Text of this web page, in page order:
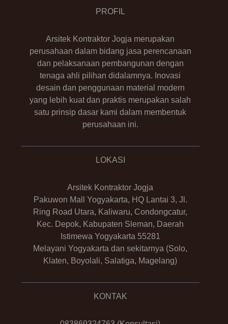
PROFIL
Arsitek Kontraktor Jogja merupakan
perusahaan dalam bidang jasa perencanaan
dan pelaksanaan pembangunan dengan
tenaga ahli pilihan didalamnya. Inovasi
desain dan penggunaan material modern
yang lebih kuat dan praktis merupakan salah
satu prinsip dasar kami dalam membentuk
perusahaan ini.
LOKASI
Arsitek Kontraktor Jogja
Pakuwon Mall Yogyakarta, HQ Lantai 3, Jl.
Ring Road Utara, Kaliwaru, Condongcatur,
Kec. Depok, Kabupaten Sleman, Daerah
Istimewa Yogyakarta 55281
Melayani Yogyakarta dan sekitarnya (Solo,
Klaten, Boyolali, Salatiga, Magelang)
KONTAK